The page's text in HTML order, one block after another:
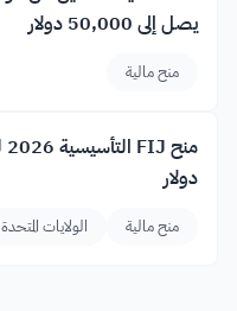
يصل إلى 50,000 دولار
منح مالية
دولار
منح مالية الولايات المتحدة